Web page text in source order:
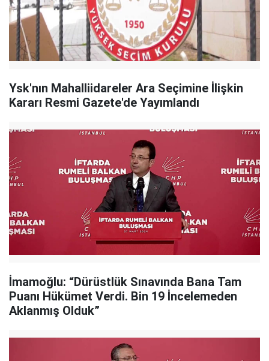
Ysk'nın Mahalliidareler Ara Seçimine İlişkin
Kararı Resmi Gazete'de Yayımlandı
İmamoğlu: “Dürüstlük Sınavında Bana Tam
Puanı Hükümet Verdi. Bin 19 İncelemeden
Aklanmış Olduk”